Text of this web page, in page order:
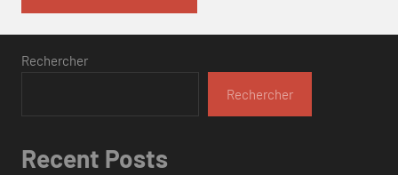
Rechercher
Rechercher
Recent Posts